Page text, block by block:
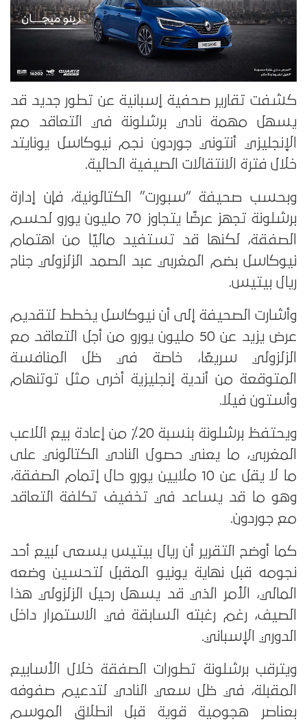
كشفت تقارير صحفية إسبانية عن تطور جديد قد
يسهل مهمة نادي برشلونة في التعاقد مع
الإنجليزي أنتوني جوردون نجم نيوكاسل يونايتد
خلال فترة الانتقالات الصيفية الحالية.
وبحسب صحيفة “سبورت” الكتالونية، فإن إدارة
برشلونة تجهز عرضًا يتجاوز 70 مليون يورو لحسم
الصفقة، لكنها قد تستفيد ماليًا من اهتمام
نيوكاسل بضم المغربي عبد الصمد الزلزولي جناح
ريال بيتيس.
وأشارت الصحيفة إلى أن نيوكاسل يخطط لتقديم
عرض يزيد عن 50 مليون يورو من أجل التعاقد مع
الزلزولي سريعًا، خاصة في ظل المنافسة
المتوقعة من أندية إنجليزية أخرى مثل توتنهام
وأستون فيلا.
ويحتفظ برشلونة بنسبة 20٪ من إعادة بيع اللاعب
المغربي، ما يعني حصول النادي الكتالوني على
ما لا يقل عن 10 ملايين يورو حال إتمام الصفقة،
وهو ما قد يساعد في تخفيف تكلفة التعاقد
مع جوردون.
كما أوضح التقرير أن ريال بيتيس يسعى لبيع أحد
نجومه قبل نهاية يونيو المقبل لتحسين وضعه
المالي، الأمر الذي قد يسهل رحيل الزلزولي هذا
الصيف، رغم رغبته السابقة في الاستمرار داخل
الدوري الإسباني.
ويترقب برشلونة تطورات الصفقة خلال الأسابيع
المقبلة، في ظل سعي النادي لتدعيم صفوفه
بعناصر هجومية قوية قبل انطلاق الموسم